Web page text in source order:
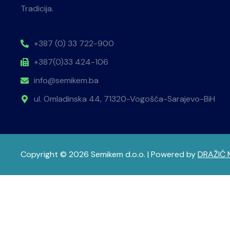
Tradicija.
+387 (0) 33 722-900
+387(0)33 424-106
info@semikem.ba
ul. Omladinska 44, 71320-Vogošća-Sarajevo-BiH
Copyright © 2026 Semikem d.o.o. | Powered byDRAŽIĆ